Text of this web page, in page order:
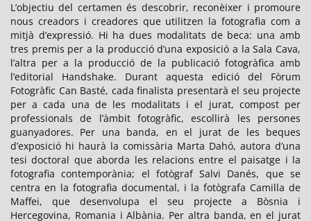
L’objectiu del certamen és descobrir, reconèixer i promoure
nous creadors i creadores que utilitzen la fotografia com a
mitjà d’expressió. Hi ha dues modalitats de beca: una amb
tres premis per a la producció d’una exposició a la Sala Cava,
l’altra per a la producció de la publicació fotogràfica amb
l’editorial Handshake. Durant aquesta edició del Fòrum
Fotogràfic Can Basté, cada finalista presentarà el seu projecte
per a cada una de les modalitats i el jurat, compost per
professionals de l’àmbit fotogràfic, escollirà les persones
guanyadores. Per una banda, en el jurat de les beques
d’exposició hi haurà la comissària Marta Dahó, autora d’una
tesi doctoral que aborda les relacions entre el paisatge i la
fotografia contemporània; el fotògraf Salvi Danés, que se
centra en la fotografia documental, i la fotògrafa Camilla de
Maffei, que desenvolupa el seu projecte a Bòsnia i
Hercegovina, Romania i Albània. Per altra banda, en el jurat